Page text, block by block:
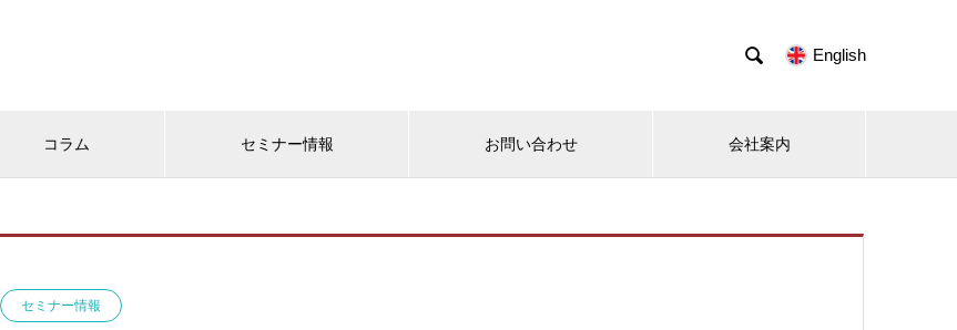
 English
コラム セミナー情報 お問い合わせ 会社案内
セミナー情報